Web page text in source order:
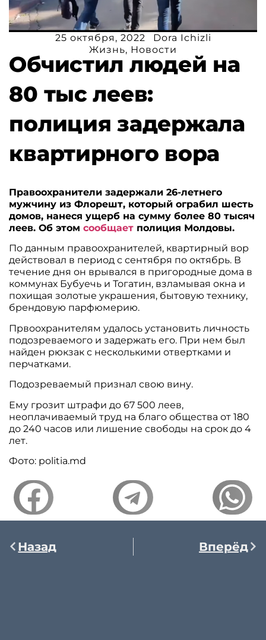
25 октября, 2022
Dora Ichizli
Жизнь, Новости
Обчистил людей на
80 тыс леев:
полиция задержала
квартирного вора
Правоохранители задержали 26-летнего
мужчину из Флорешт, который ограбил шесть
домов, нанеся ущерб на сумму более 80 тысяч
леев. Об этомсообщает полиция Молдовы.
По данным правоохранителей, квартирный вор
действовал в период с сентября по октябрь. В
течение дня он врывался в пригородные дома в
коммунах Бубуечь и Тогатин, взламывая окна и
похищая золотые украшения, бытовую технику,
брендовую парфюмерию.
Првоохранителям удалось установить личность
подозреваемого ​​и задержать его. При нем был
найден рюкзак с несколькими отвертками и
перчатками.
Подозреваемый признал свою вину.
Ему грозит штрафи до 67 500 леев,
неоплачиваемый труд на благо общества от 180
до 240 часов или лишение свободы на срок до 4
лет.
Фото: politia.md
Назад Вперёд